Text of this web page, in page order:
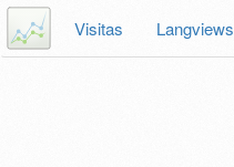
Visitas Langviews